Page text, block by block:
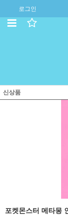
로그인
신상품
포켓몬스터 메타몽